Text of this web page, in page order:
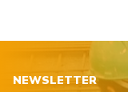
NEWSLETTER